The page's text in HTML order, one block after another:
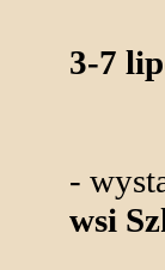
3-7
-
wsi